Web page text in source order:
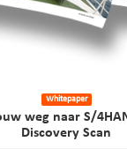
Whitepaper
weg naar S/
Discovery Scan